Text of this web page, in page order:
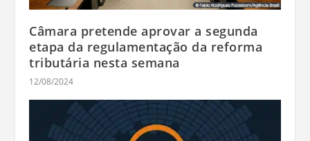
Câmara pretende aprovar a segunda
etapa da regulamentação da reforma
tributária nesta semana
12/08/2024